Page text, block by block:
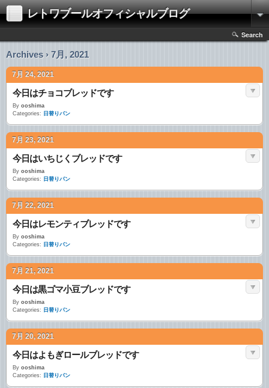
レトワブールオフィシャルブログ
Search
Archives › 7月, 2021
7月 24, 2021
今日はチョコブレッドです
By ooshima
Categories: 日替りパン
7月 23, 2021
今日はいちじくブレッドです
By ooshima
Categories: 日替りパン
7月 22, 2021
今日はレモンティブレッドです
By ooshima
Categories: 日替りパン
7月 21, 2021
今日は黒ゴマ小豆ブレッドです
By ooshima
Categories: 日替りパン
7月 20, 2021
今日はよもぎロールブレッドです
By ooshima
Categories: 日替りパン